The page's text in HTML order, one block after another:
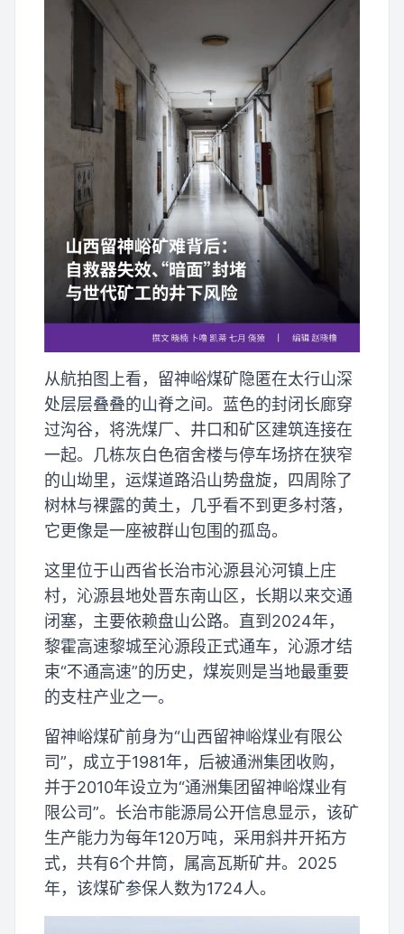
从航拍图上看，留神峪煤矿隐匿在太行山深
处层层叠叠的山脊之间。蓝色的封闭长廊穿
过沟谷，将洗煤厂、井口和矿区建筑连接在
一起。几栋灰白色宿舍楼与停车场挤在狭窄
的山坳里，运煤道路沿山势盘旋，四周除了
树林与裸露的黄土，几乎看不到更多村落，
它更像是一座被群山包围的孤岛。
这里位于山西省长治市沁源县沁河镇上庄
村，沁源县地处晋东南山区，长期以来交通
闭塞，主要依赖盘山公路。直到2024年，
黎霍高速黎城至沁源段正式通车，沁源才结
束“不通高速”的历史，煤炭则是当地最重要
的支柱产业之一。
留神峪煤矿前身为“山西留神峪煤业有限公
司”，成立于1981年，后被通洲集团收购，
并于2010年设立为“通洲集团留神峪煤业有
限公司”。长治市能源局公开信息显示，该矿
生产能力为每年120万吨，采用斜井开拓方
式，共有6个井筒，属高瓦斯矿井。2025
年，该煤矿参保人数为1724人。